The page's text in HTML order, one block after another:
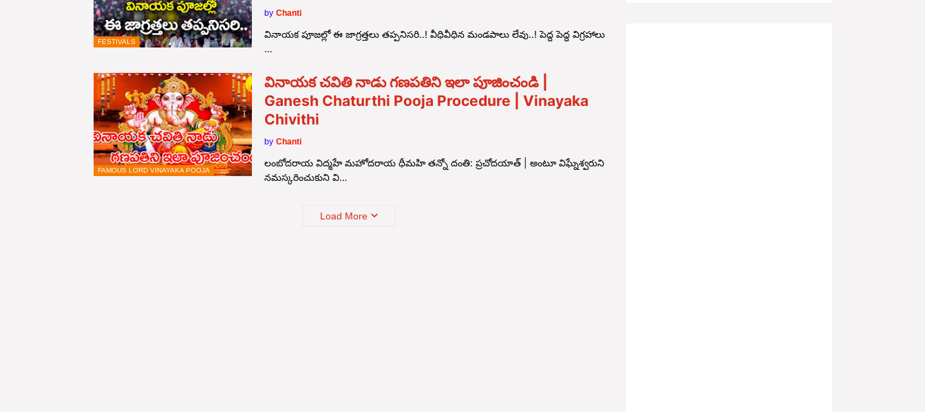
FESTIVALS
by Chanti
వినాయక పూజల్లో ఈ జాగ్రత్తలు తప్పనిసరి..! వీధివీధిన మండపాలు లేవు..! పెద్ద పెద్ద విగ్రహాలు
…
FAMOUS LORD VINAYAKA POOJA
వినాయక చవితి నాడు గణపతిని ఇలా పూజించండి |
Ganesh Chaturthi Pooja Procedure | Vinayaka
Chivithi
by Chanti
లంబోదరాయ విద్మహే మహోదరాయ ధీమహి తన్నో దంతి: ప్రచోదయాత్ | అంటూ విఘ్నేశ్వరుని
నమస్కరించుకుని వి…
Load More